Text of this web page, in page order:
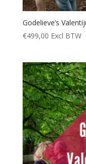
Godelieve’s
€499,00 Excl BTW